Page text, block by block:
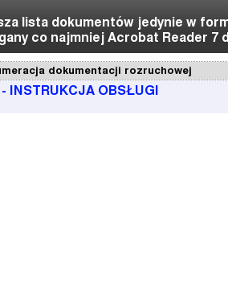
lista dokumentów jedynie w
co najmniej Acrobat Reader 7
dokumentacji rozruchowej
INSTRUKCJA OBSŁUGI